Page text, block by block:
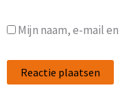
Mijn naam, e-mail